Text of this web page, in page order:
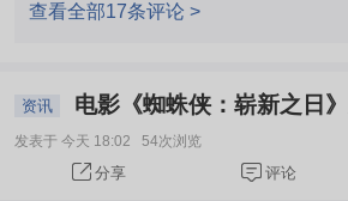
查看全部17条评论 >
资讯 电影《蜘蛛侠：崭新之日
发表于 今天 18:02 54次浏览
分享 评论